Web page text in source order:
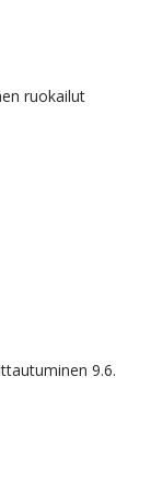
ruokailut
9.6.